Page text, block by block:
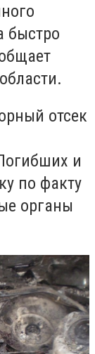
быстро
отсек
и
по факту
органы